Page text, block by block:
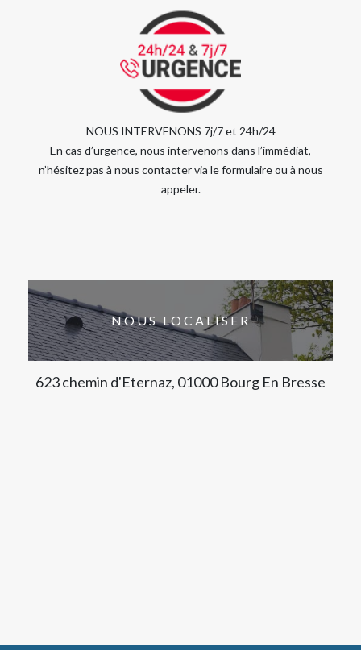
NOUS INTERVENONS 7j/7 et 24h/24
En cas d’urgence, nous intervenons dans l’immédiat,
n’hésitez pas à nous contacter via le formulaire ou à nous
appeler.
NOUS LOCALISER
623 chemin d'Eternaz, 01000 Bourg En Bresse